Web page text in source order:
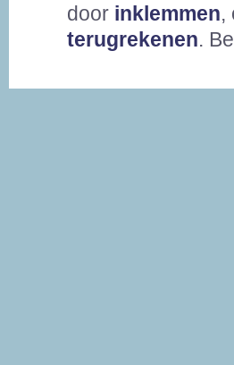
door inklemmen,
terugrekenen.